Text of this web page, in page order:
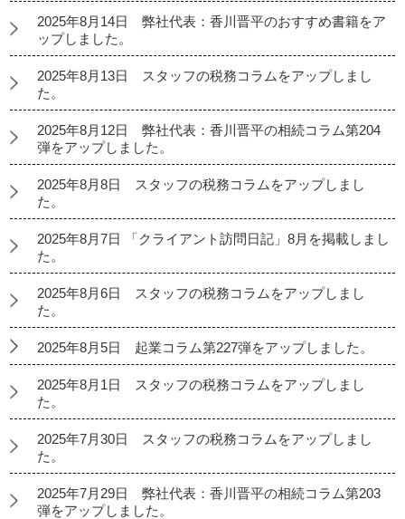
2025年8月14日 弊社代表：香川晋平のおすすめ書籍をア
ップしました。
2025年8月13日 スタッフの税務コラムをアップしまし
た。
2025年8月12日 弊社代表：香川晋平の相続コラム第204
弾をアップしました。
2025年8月8日 スタッフの税務コラムをアップしまし
た。
2025年8月7日 「クライアント訪問日記」8月を掲載しまし
た。
2025年8月6日 スタッフの税務コラムをアップしまし
た。
2025年8月5日 起業コラム第227弾をアップしました。
2025年8月1日 スタッフの税務コラムをアップしまし
た。
2025年7月30日 スタッフの税務コラムをアップしまし
た。
2025年7月29日 弊社代表：香川晋平の相続コラム第203
弾をアップしました。